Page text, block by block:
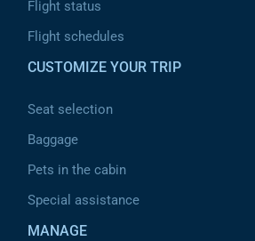
Flight status
Flight schedules
CUSTOMIZE YOUR TRIP
Seat selection
Baggage
Pets in the cabin
Special assistance
MANAGE